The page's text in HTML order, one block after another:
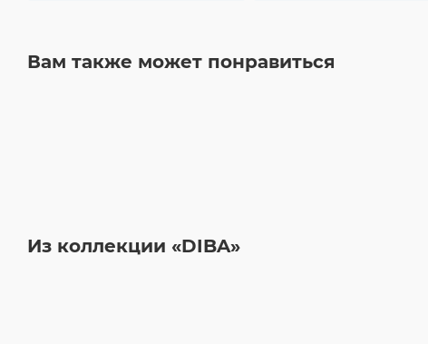
Вам также может понравиться
Из коллекции «DIBA»